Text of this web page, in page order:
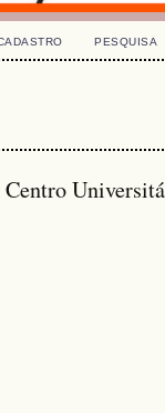
PESQUISA
Centro